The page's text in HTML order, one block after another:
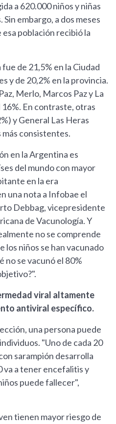
a 620.000 niños y niñas
embargo, a dos meses
esa población recibió la
de 21,5% en la Ciudad
y de 20,2% en la provincia.
Merlo, Marcos Paz y La
En contraste, otras
y General Las Heras
consistentes.
en la Argentina es
del mundo con mayor
en la era
una nota a Infobae el
Debbag, vicepresidente
de Vacunología. Y
no se comprende
los niños se han vacunado
no se vacunó el 80%
viral altamente
antiviral específico.
una persona puede
"Uno de cada 20
sarampión desarrolla
va a tener encefalitis y
puede fallecer",
tienen mayor riesgo de